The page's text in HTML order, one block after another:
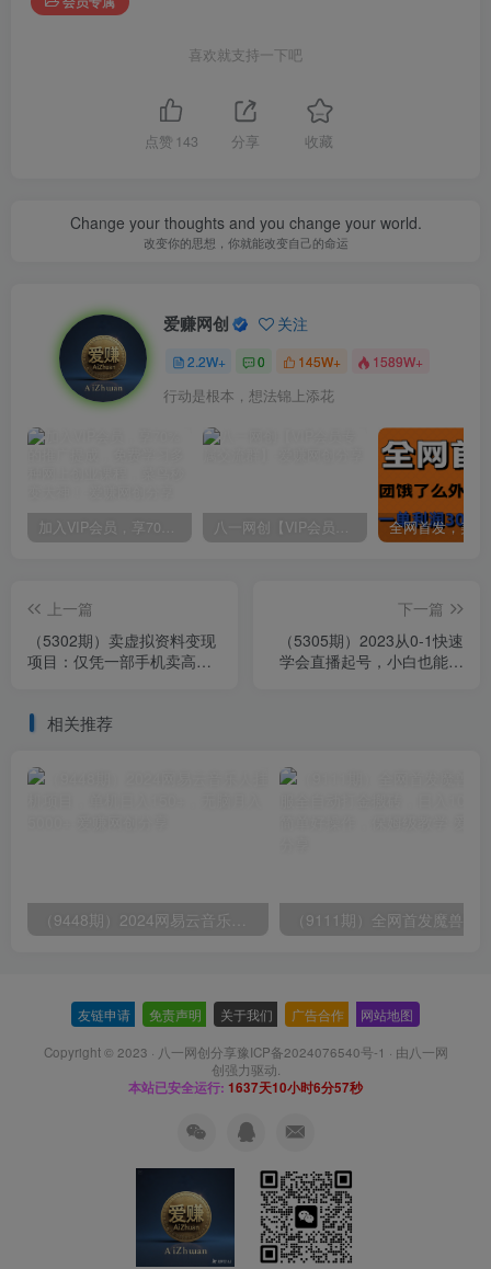
喜欢就支持一下吧
点赞 143 分享 收藏
Change your thoughts and you change your world.
改变你的思想，你就能改变自己的命运
爱赚网创 关注
2.2W+ 0 145W+ 1589W+
行动是根本，想法锦上添花
加入VIP会员，享70%的推广提成，免费学习多种网上创业课程，菜鸟秒变大神！ 八一网创【VIP会员专属交流群】
上一篇
（5302期）卖虚拟资料变现
项目：仅凭一部手机卖高考
下一篇
（5305期）2023从0-1快速
学会直播起号，小白也能玩
相关推荐
友链申请 免责声明 关于我们 广告合作 网站地图
Copyright © 2023 · 八一网创分享豫ICP备2024076540号-1 · 由八一网
创强力驱动.
本站已安全运行: 1637天10小时6分58秒